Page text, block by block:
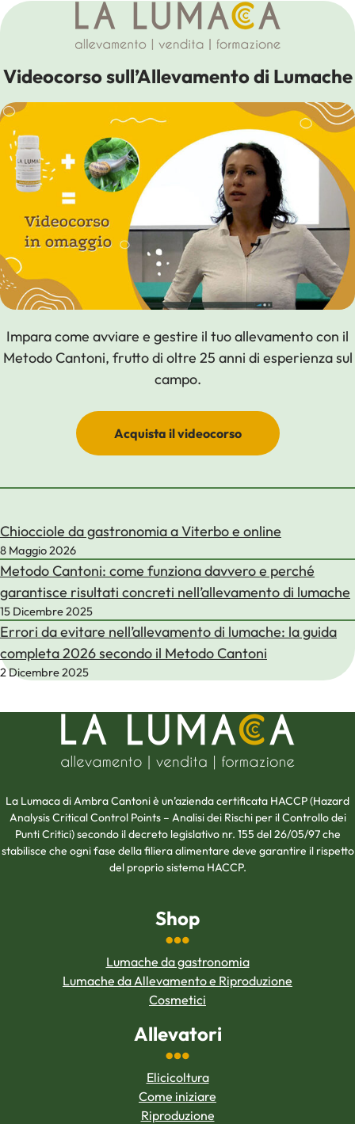
Videocorso sull’Allevamento di Lumache
Impara come avviare e gestire il tuo allevamento con il
Metodo Cantoni, frutto di oltre 25 anni di esperienza sul
campo.
Acquista il videocorso
Chiocciole da gastronomia a Viterbo e online
8 Maggio 2026
Metodo Cantoni: come funziona davvero e perché
garantisce risultati concreti nell’allevamento di lumache
15 Dicembre 2025
Errori da evitare nell’allevamento di lumache: la guida
completa 2026 secondo il Metodo Cantoni
2 Dicembre 2025
La Lumaca di Ambra Cantoni è un’azienda certificata HACCP (Hazard
Analysis Critical Control Points – Analisi dei Rischi per il Controllo dei
Punti Critici) secondo il decreto legislativo nr. 155 del 26/05/97 che
stabilisce che ogni fase della filiera alimentare deve garantire il rispetto
del proprio sistema HACCP.
Shop
Lumache da gastronomia
Lumache da Allevamento e Riproduzione
Cosmetici
Allevatori
Elicicoltura
Come iniziare
Riproduzione